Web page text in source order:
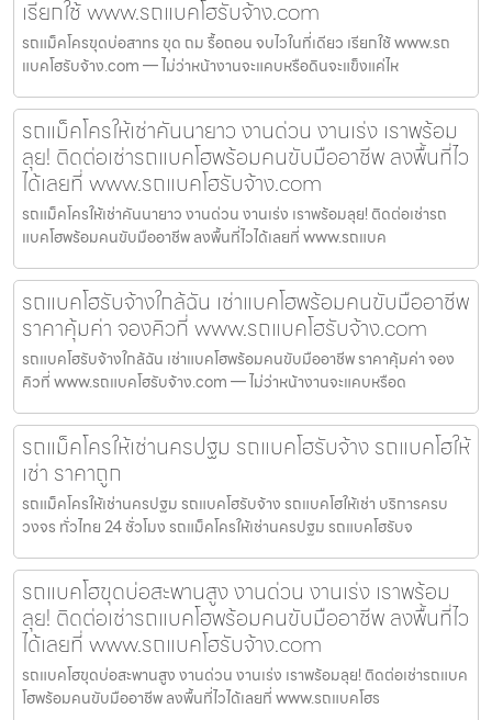
เรียกใช้ www.รถแบคโฮรับจ้าง.com
รถแม็คโครขุดบ่อสาทร ขุด ถม รื้อถอน จบไวในที่เดียว เรียกใช้ www.รถ
แบคโฮรับจ้าง.com — ไม่ว่าหน้างานจะแคบหรือดินจะแข็งแค่ไห
รถแม็คโครให้เช่าคันนายาว งานด่วน งานเร่ง เราพร้อม
ลุย! ติดต่อเช่ารถแบคโฮพร้อมคนขับมืออาชีพ ลงพื้นที่ไว
ได้เลยที่ www.รถแบคโฮรับจ้าง.com
รถแม็คโครให้เช่าคันนายาว งานด่วน งานเร่ง เราพร้อมลุย! ติดต่อเช่ารถ
แบคโฮพร้อมคนขับมืออาชีพ ลงพื้นที่ไวได้เลยที่ www.รถแบค
รถแบคโฮรับจ้างใกล้ฉัน เช่าแบคโฮพร้อมคนขับมืออาชีพ
ราคาคุ้มค่า จองคิวที่ www.รถแบคโฮรับจ้าง.com
รถแบคโฮรับจ้างใกล้ฉัน เช่าแบคโฮพร้อมคนขับมืออาชีพ ราคาคุ้มค่า จอง
คิวที่ www.รถแบคโฮรับจ้าง.com — ไม่ว่าหน้างานจะแคบหรือด
รถแม็คโครให้เช่านครปฐม รถแบคโฮรับจ้าง รถแบคโฮให้
เช่า ราคาถูก
รถแม็คโครให้เช่านครปฐม รถแบคโฮรับจ้าง รถแบคโฮให้เช่า บริการครบ
วงจร ทั่วไทย 24 ชั่วโมง รถแม็คโครให้เช่านครปฐม รถแบคโฮรับจ
รถแบคโฮขุดบ่อสะพานสูง งานด่วน งานเร่ง เราพร้อม
ลุย! ติดต่อเช่ารถแบคโฮพร้อมคนขับมืออาชีพ ลงพื้นที่ไว
ได้เลยที่ www.รถแบคโฮรับจ้าง.com
รถแบคโฮขุดบ่อสะพานสูง งานด่วน งานเร่ง เราพร้อมลุย! ติดต่อเช่ารถแบค
โฮพร้อมคนขับมืออาชีพ ลงพื้นที่ไวได้เลยที่ www.รถแบคโฮร